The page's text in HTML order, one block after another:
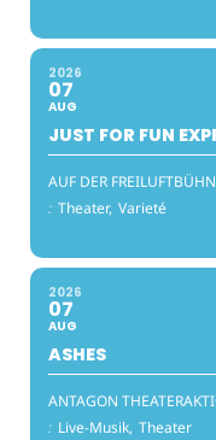
2026
07
AUG
JUST FOR FUN
AUF DER
: Theater, Varieté
2026
07
AUG
ASHES
ANTAGON
: Live-Musik, Theater